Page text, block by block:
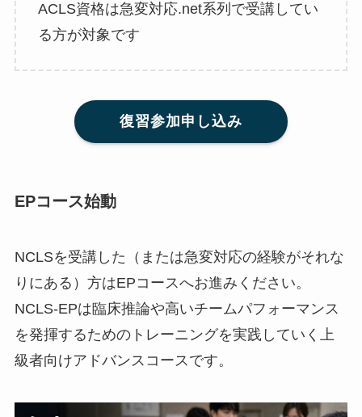
ACLS資格は急変対応.net系列で受講してい
る方が対象です
復習参加申し込み
EPコース始動
NCLSを受講した（または急変対応の経験がそれな
りにある）方はEPコースへお進みください。
NCLS-EPは臨床推論や高いチームパフォーマンス
を発揮するためのトレーニングを実践していく上
級者向けアドバンスコースです。